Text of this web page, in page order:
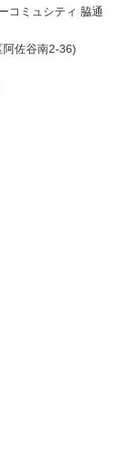
コミュシティ 脇通
佐谷南2-36)